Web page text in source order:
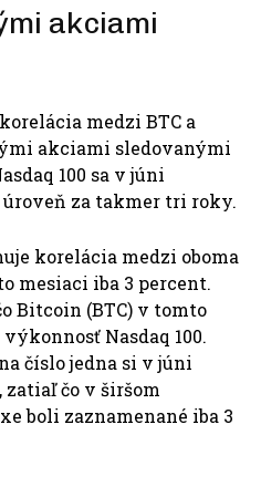
akciami
medzi BTC a
akciami sledovanými
100 sa v júni
za takmer tri roky.
korelácia medzi oboma
mesiaci iba 3 percent.
Bitcoin (BTC) v tomto
Nasdaq 100.
číslo jedna si v júni
zatiaľ čo v širšom
boli zaznamenané iba 3